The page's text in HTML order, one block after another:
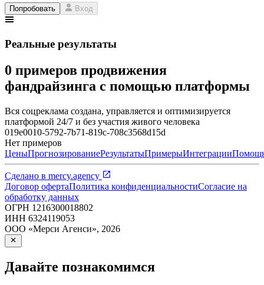
Попробовать Вход
Реальные результаты
0 примеров продвижения
фандрайзинга с помощью платформы
Вся соцреклама создана, управляется и оптимизируется
платформой 24/7 и без участия живого человека
019e0010-5792-7b71-819c-708c3568d15d
Нет примеров
ЦеныПрогнозированиеРезультатыПримерыИнтеграции
Сделано в mercy.agency
Договор офертаПолитика конфиденциальностиСогласие на
обработку данных
ОГРН 1216300018802
ИНН 6324119053
ООО «Мерси Агенси», 2026
Давайте познакомимся